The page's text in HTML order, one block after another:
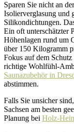
Sparen Sie nicht an
Isolierverglasung und
Silikondichtungen.
Ein oft unterschätzter
Höhenlagen rund um
über 150 Kilogramm
Fokus auf dem
richtige Wohlfühl-
Saunazubehör in
abstimmen.
Falls Sie unsicher
Sachsen am besten
Planung bei Holz-